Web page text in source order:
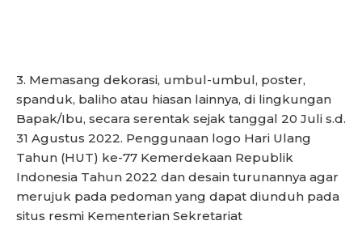
3. Memasang dekorasi, umbul-umbul, poster,
spanduk, baliho atau hiasan lainnya, di lingkungan
Bapak/Ibu, secara serentak sejak tanggal 20 Juli s.d.
31 Agustus 2022. Penggunaan logo Hari Ulang
Tahun (HUT) ke-77 Kemerdekaan Republik
Indonesia Tahun 2022 dan desain turunannya agar
merujuk pada pedoman yang dapat diunduh pada
situs resmi Kementerian Sekretariat